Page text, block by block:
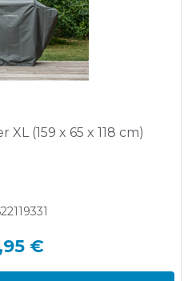
(159 x 65 x 118 cm)
€